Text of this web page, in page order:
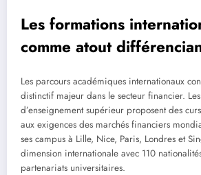
Les formations
comme atout
Les parcours académiques internationaux
distinctif majeur dans le secteur financier.
d’enseignement supérieur proposent des
aux exigences des marchés financiers
ses campus à Lille, Nice, Paris, Londres et
dimension internationale avec 110
partenariats universitaires.